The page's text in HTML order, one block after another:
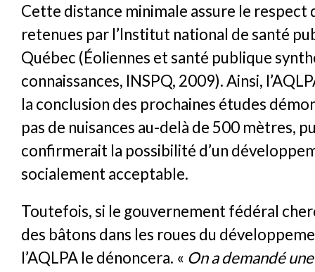
Cette distance minimale assure le respect
retenues par l’Institut national de santé
Québec (Éoliennes et santé publique
connaissances, INSPQ, 2009). Ainsi,
la conclusion des prochaines études
pas de nuisances au-delà de 500 mètres,
confirmerait la possibilité d’un
socialement acceptable.
Toutefois, si le gouvernement fédéral
des bâtons dans les roues du
l’AQLPA le dénoncera. « On a demandé